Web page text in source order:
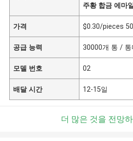
주황 합금 에마
가격 $0.30/pieces
공급 능력 30000개 통 / 통
모델 번호 02
배달 시간 12-15일
더 많은 것을 전망